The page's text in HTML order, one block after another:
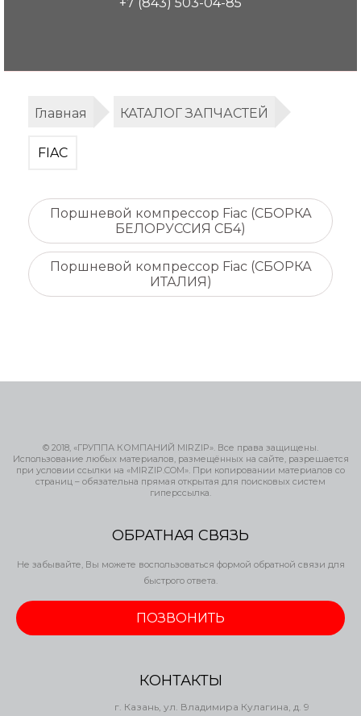
Главная КАТАЛОГ ЗАПЧАСТЕЙ
FIAC
Поршневой компрессор Fiac (СБОРКА
БЕЛОРУССИЯ СБ4)
Поршневой компрессор Fiac (СБОРКА
ИТАЛИЯ)
© 2018, «ГРУППА КОМПАНИЙ MIRZIP». Все права защищены.
Использование любых материалов, размещённых на сайте, разрешается
при условии ссылки на «MIRZIP.COM». При копировании материалов со
страниц – обязательна прямая открытая для поисковых систем
гиперссылка.
ОБРАТНАЯ СВЯЗЬ
Не забывайте, Вы можете воспользоваться формой обратной связи для
быстрого ответа.
ПОЗВОНИТЬ
КОНТАКТЫ
г. Казань, ул. Владимира Кулагина, д. 9